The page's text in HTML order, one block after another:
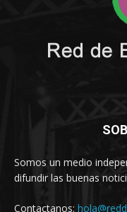
Somos un medio
difundir las buenas
Contactanos: